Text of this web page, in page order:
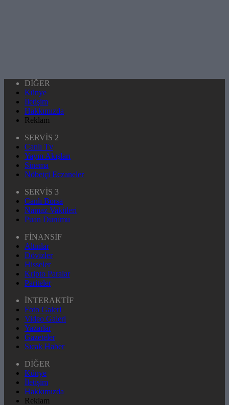
DİĞER
Künye
İletişim
Hakkımızda
Reklam
SERVİS 2
Canlı Tv
Yayın Akışları
Sinema
Nöbetçi Eczaneler
SERVİS 3
Canlı Borsa
Namaz Vakitleri
Puan Durumu
FİNANSİF
Altınlar
Dövizler
Hisseler
Kripto Paralar
Pariteler
İNTERAKTİF
Foto Galeri
Video Galeri
Yazarlar
Gazeteler
Sıcak Haber
DİĞER
Künye
İletişim
Hakkımızda
Reklam